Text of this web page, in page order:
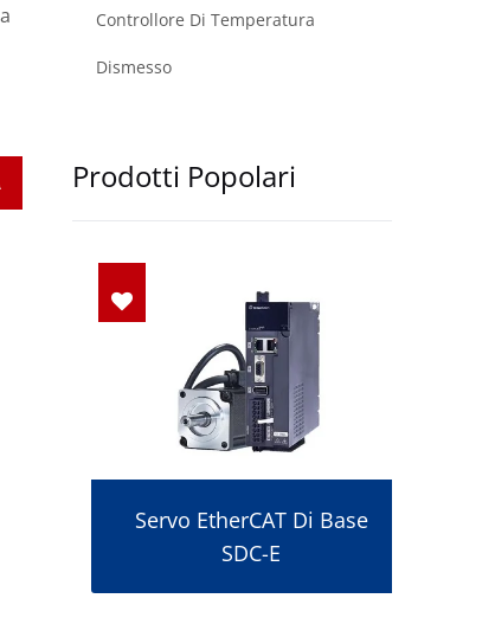
Controllore Di Temperatura
Dismesso
Prodotti Popolari
Servo EtherCAT Di Base
SDC-E